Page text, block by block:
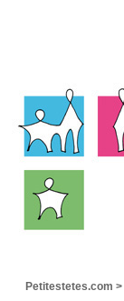
Petitestetes.com >